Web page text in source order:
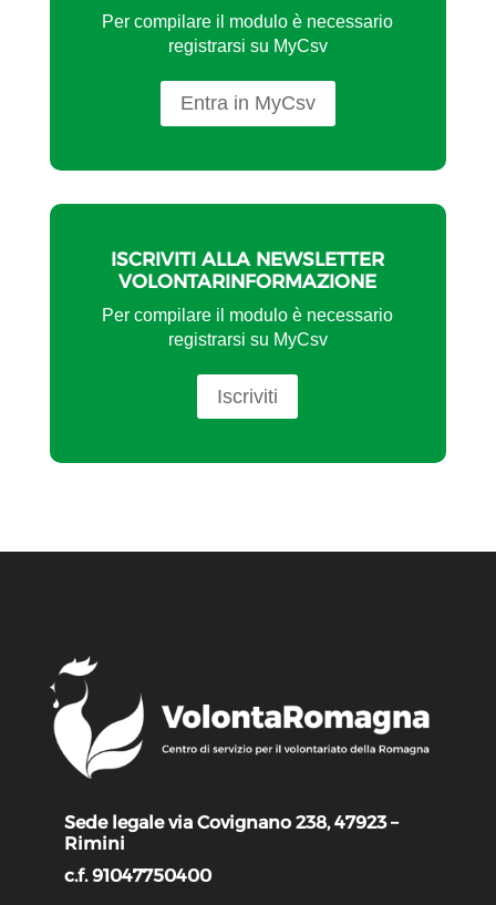
Per compilare il modulo è necessario
registrarsi su MyCsv
Entra in MyCsv
ISCRIVITI ALLA NEWSLETTER
VOLONTARINFORMAZIONE
Per compilare il modulo è necessario
registrarsi su MyCsv
Iscriviti
Sede legale via Covignano 238, 47923 –
Rimini
c.f. 91047750400